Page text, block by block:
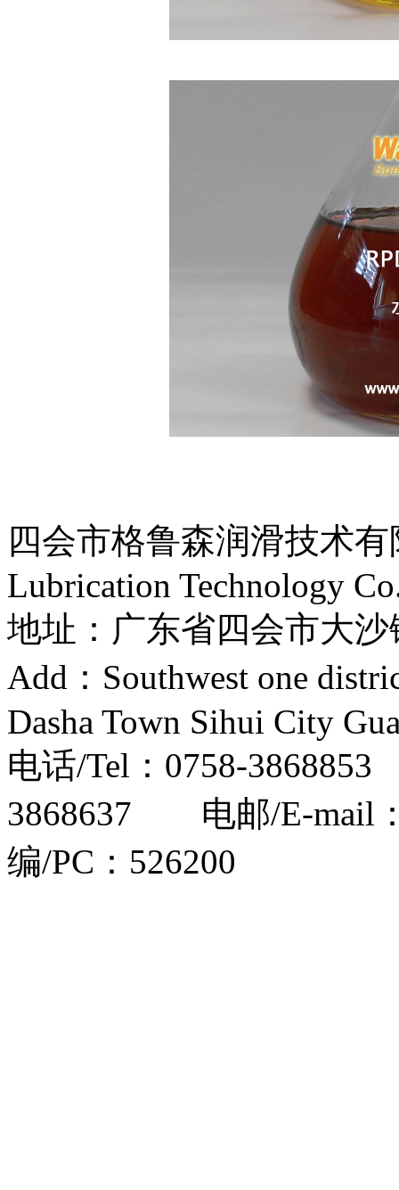
四会市格鲁森润滑技术
Lubrication Technology
地址：广东省四会市
Add：Southwest one
Dasha Town Sihui City
电话/Tel：0758-
3868637 电邮/E-mail
编/PC：526200